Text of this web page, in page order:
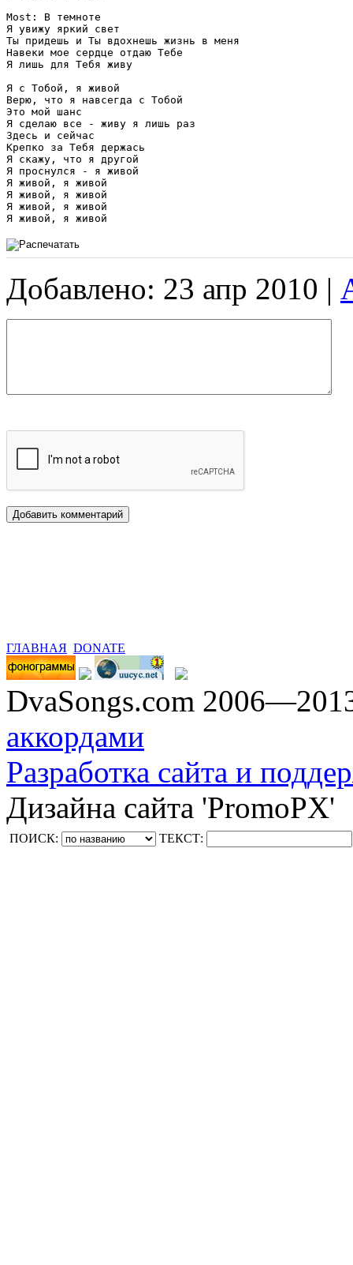
Most: В темноте
Я увижу яркий свет
Ты придешь и Ты вдохнешь жизнь в меня
Навеки мое сердце отдаю Тебе
Я лишь для Тебя живу
Я с Тобой, я живой
Верю, что я навсегда с Тобой
Это мой шанс
Я сделаю все - живу я лишь раз
Здесь и сейчас
Крепко за Тебя держась
Я скажу, что я другой
Я проснулся - я живой
Я живой, я живой
Я живой, я живой
Я живой, я живой
Добавлено: 23 апр 2010 |
ГЛАВНАЯ DONATE
DvaSongs.com
аккордами
Разработка сайта и
Дизайна сайта 'PromoPX'
ПОИСК: ТЕКСТ: